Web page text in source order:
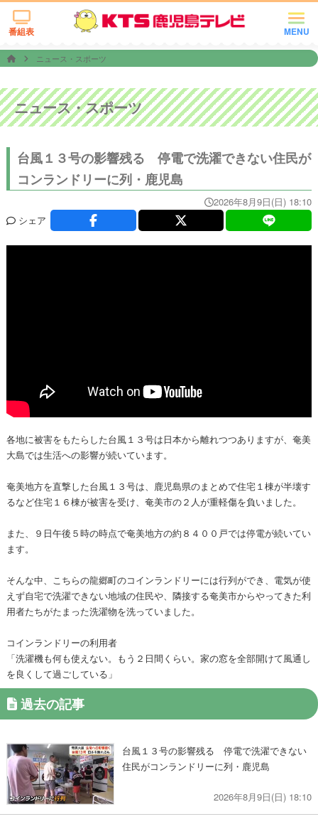
MENU
番組表
ニュース・スポーツ
ニュース・スポーツ
台風１３号の影響残る 停電で洗濯できない住民が
コンランドリーに列・鹿児島
2026年8月9日(日) 18:10
シェア
各地に被害をもたらした台風１３号は日本から離れつつありますが、奄美
大島では生活への影響が続いています。
奄美地方を直撃した台風１３号は、鹿児島県のまとめで住宅１棟が半壊す
るなど住宅１６棟が被害を受け、奄美市の２人が重軽傷を負いました。
また、９日午後５時の時点で奄美地方の約８４００戸では停電が続いてい
ます。
そんな中、こちらの龍郷町のコインランドリーには行列ができ、電気が使
えず自宅で洗濯できない地域の住民や、隣接する奄美市からやってきた利
用者たちがたまった洗濯物を洗っていました。
コインランドリーの利用者
「洗濯機も何も使えない。もう２日間くらい。家の窓を全部開けて風通し
を良くして過ごしている」
過去の記事
台風１３号の影響残る 停電で洗濯できない
住民がコンランドリーに列・鹿児島
2026年8月9日(日) 18:10